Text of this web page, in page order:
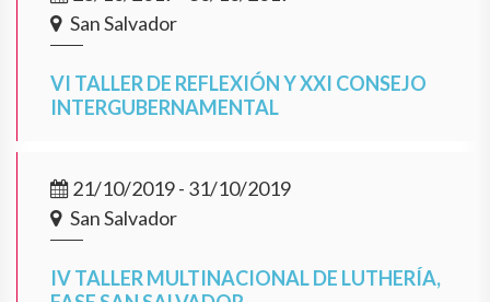
San Salvador
VI TALLER DE REFLEXIÓN Y XXI CONSEJO
INTERGUBERNAMENTAL
21/10/2019 - 31/10/2019
San Salvador
IV TALLER MULTINACIONAL DE LUTHERÍA,